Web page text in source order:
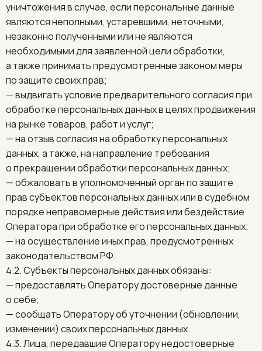
уничтожения в случае, если персональные данные
являются неполными, устаревшими, неточными,
незаконно полученными или не являются
необходимыми для заявленной цели обработки,
а также принимать предусмотренные законом меры
по защите своих прав;
— выдвигать условие предварительного согласия при
обработке персональных данных в целях продвижения
на рынке товаров, работ и услуг;
— на отзыв согласия на обработку персональных
данных, а также, на направление требования
о прекращении обработки персональных данных;
— обжаловать в уполномоченный орган по защите
прав субъектов персональных данных или в судебном
порядке неправомерные действия или бездействие
Оператора при обработке его персональных данных;
— на осуществление иных прав, предусмотренных
законодательством РФ.
4.2. Субъекты персональных данных обязаны:
— предоставлять Оператору достоверные данные
о себе;
— сообщать Оператору об уточнении (обновлении,
изменении) своих персональных данных.
4.3. Лица, передавшие Оператору недостоверные